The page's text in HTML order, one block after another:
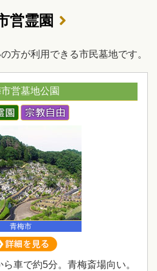
営霊園
方が利用できる市民墓地です。
営墓地公園
青梅市
車で約5分。青梅斎場向い。